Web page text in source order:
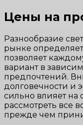
Цены на
Разнообразие
рынке
позволяет
вариант в
предпочтений.
долговечности и
сильно влияет на
рассмотреть все
прежде чем